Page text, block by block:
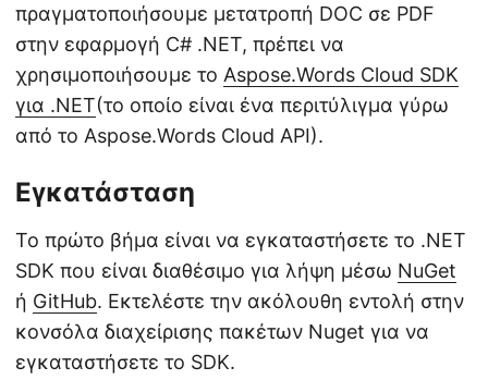
πραγματοποιήσουμε μετατροπή DOC σε PDF
στην εφαρμογή C# .NET, πρέπει να
χρησιμοποιήσουμε το Aspose.Words Cloud SDK
για .NET(το οποίο είναι ένα περιτύλιγμα γύρω
από το Aspose.Words Cloud API).
Εγκατάσταση
Το πρώτο βήμα είναι να εγκαταστήσετε το .NET
SDK που είναι διαθέσιμο για λήψη μέσω NuGet
ή GitHub. Εκτελέστε την ακόλουθη εντολή στην
κονσόλα διαχείρισης πακέτων Nuget για να
εγκαταστήσετε το SDK.